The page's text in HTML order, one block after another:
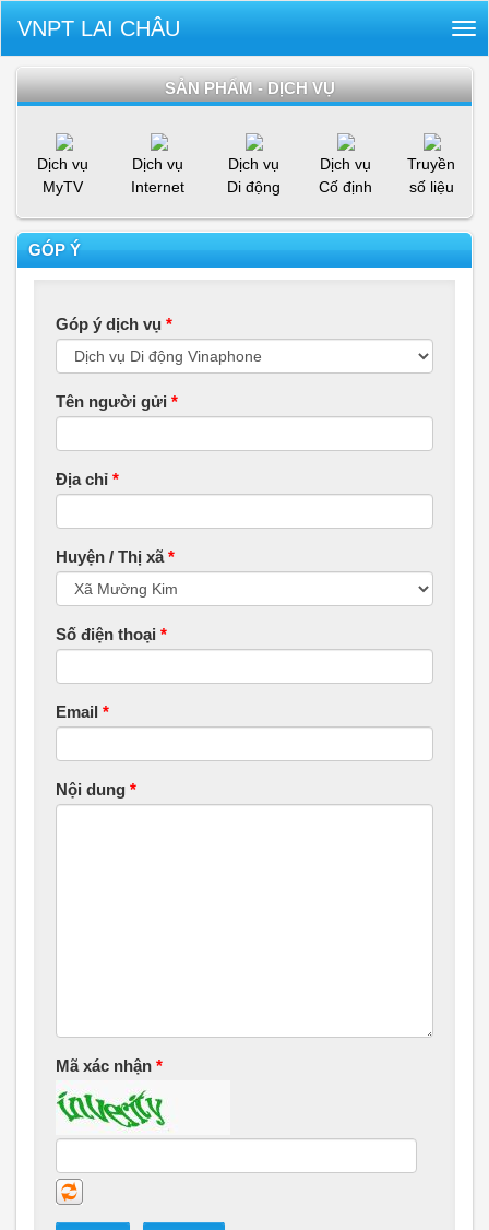
VNPT LAI CHÂU
SẢN PHẨM - DỊCH VỤ
Dịch vụ
MyTV
Dịch vụ
Internet
Dịch vụ
Di động
Dịch vụ
Cố định
Truyền
số liệu
GÓP Ý
Góp ý dịch vụ *
Tên người gửi *
Địa chỉ *
Huyện / Thị xã*
Số điện thoại *
Email *
Nội dung *
Mã xác nhận *